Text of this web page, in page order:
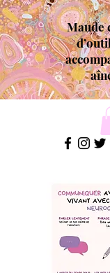
Maude